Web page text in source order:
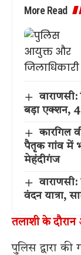
More Read
वाराणसी:
बड़ा एक्शन,
कारगिल
पैतृक गांव में
मेहंदीगंज
वंदन यात्रा,
तलाशी के दौरान
पुलिस द्वारा